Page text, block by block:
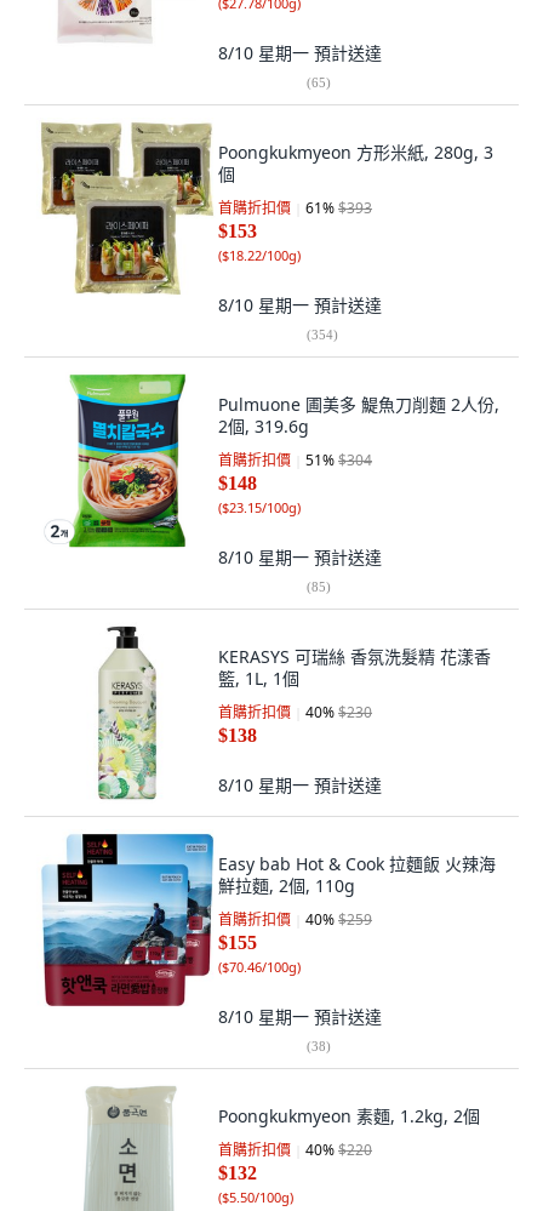
8/10 星期一 預計送達
(65)
Poongkukmyeon 方形米紙, 280g, 3
個
首購折扣價 61%$393
$153
($18.22/100g)
8/10 星期一 預計送達
(354)
Pulmuone 圃美多 鯷魚刀削麵 2人份,
2個, 319.6g
首購折扣價 51%$304
$148
($23.15/100g)
8/10 星期一 預計送達
(85)
KERASYS 可瑞絲 香氛洗髮精 花漾香
籃, 1L, 1個
首購折扣價 40%$230
$138
8/10 星期一 預計送達
Easy bab Hot & Cook 拉麵飯 火辣海
鮮拉麵, 2個, 110g
首購折扣價 40%$259
$155
($70.46/100g)
8/10 星期一 預計送達
(38)
Poongkukmyeon 素麵, 1.2kg, 2個
首購折扣價 40%$220
$132
($5.50/100g)